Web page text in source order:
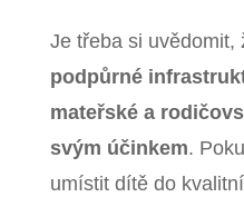
Je třeba si uvědomit,
podpůrné
mateřské a
svým účinkem.
umístit dítě do